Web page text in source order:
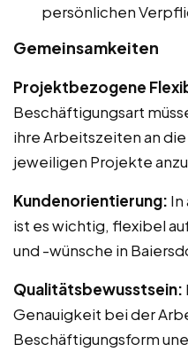
persönlichen
Gemeinsamkeiten
Projektbezogene
Beschäftigungsart
ihre Arbeitszeiten an
jeweiligen Projekte
Kundenorientierung: In
ist es wichtig, flexibel
und -wünsche in
Qualitätsbewusstsein:
Genauigkeit bei der
Beschäftigungsform